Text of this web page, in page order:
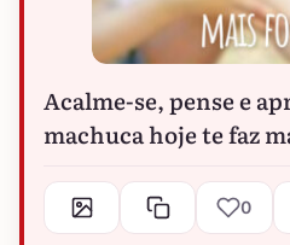
Acalme-se, pense e
machuca hoje te faz
0